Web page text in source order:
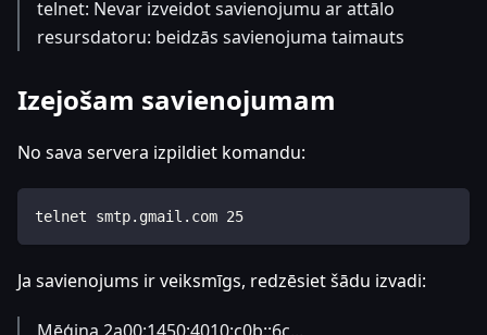
telnet: Nevar izveidot savienojumu ar attālo
resursdatoru: beidzās savienojuma taimauts
Izejošam savienojumam
No sava servera izpildiet komandu:
telnet smtp.gmail.com 25
Ja savienojums ir veiksmīgs, redzēsiet šādu izvadi: